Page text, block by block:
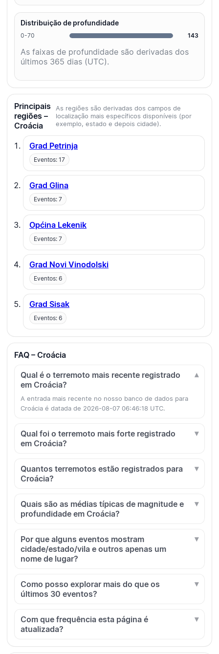
Distribuição de profundidade
0-70 143
As faixas de profundidade são derivadas dos
últimos 365 dias (UTC).
Principais
regiões –
Croácia
As regiões são derivadas dos campos de
localização mais específicos disponíveis (por
exemplo, estado e depois cidade).
Grad Petrinja
Eventos: 17
Grad Glina
Eventos: 7
Općina Lekenik
Eventos: 7
Grad Novi Vinodolski
Eventos: 6
Grad Sisak
Eventos: 6
FAQ – Croácia
Qual é o terremoto mais recente registrado
em Croácia?
A entrada mais recente no nosso banco de dados para
Croácia é datada de 2026-08-07 06:46:18 UTC.
Qual foi o terremoto mais forte registrado
em Croácia?
Quantos terremotos estão registrados para
Croácia?
Quais são as médias típicas de magnitude e
profundidade em Croácia?
Por que alguns eventos mostram
cidade/estado/vila e outros apenas um
nome de lugar?
Como posso explorar mais do que os
últimos 30 eventos?
Com que frequência esta página é
atualizada?